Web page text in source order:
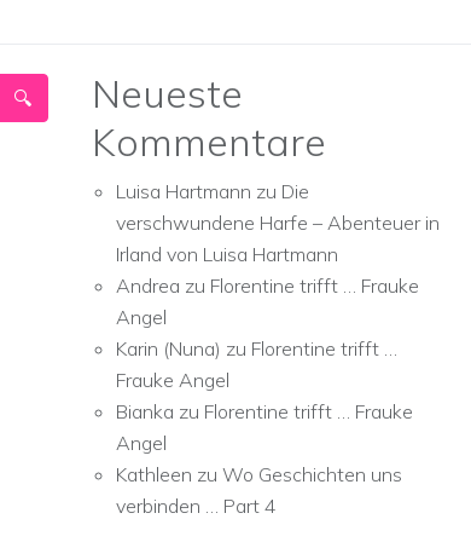
Neueste
Kommentare
Luisa Hartmann zu Die
verschwundene Harfe – Abenteuer in
Irland von Luisa Hartmann
Andrea zu Florentine trifft … Frauke
Angel
Karin (Nuna) zu Florentine trifft …
Frauke Angel
Bianka zu Florentine trifft … Frauke
Angel
Kathleen zu Wo Geschichten uns
verbinden … Part 4